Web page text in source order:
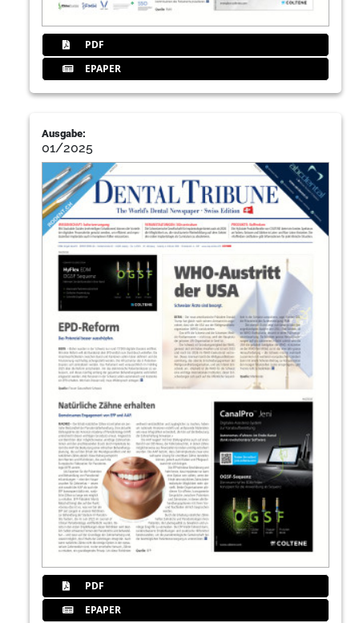
PDF
EPAPER
Ausgabe:
01/2025
PDF
EPAPER